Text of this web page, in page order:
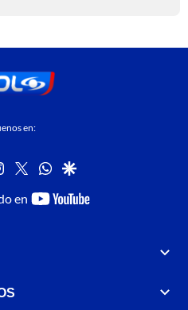
en:
instagram
twitterwhatsapp
google
en
youtube-